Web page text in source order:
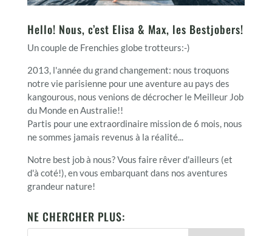
Hello! Nous, c’est Elisa & Max, les Bestjobers!
Un couple de Frenchies globe trotteurs:-)
2013, l'année du grand changement: nous troquons
notre vie parisienne pour une aventure au pays des
kangourous, nous venions de décrocher le Meilleur Job
du Monde en Australie!!
Partis pour une extraordinaire mission de 6 mois, nous
ne sommes jamais revenus à la réalité...
Notre best job à nous? Vous faire rêver d'ailleurs (et
d'à coté!), en vous embarquant dans nos aventures
grandeur nature!
NE CHERCHER PLUS: